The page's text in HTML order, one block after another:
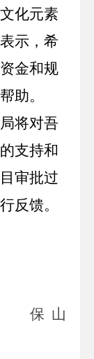
化元素
示，希
金和规
助。
将对吾
支持和
审批过
反馈。
保山